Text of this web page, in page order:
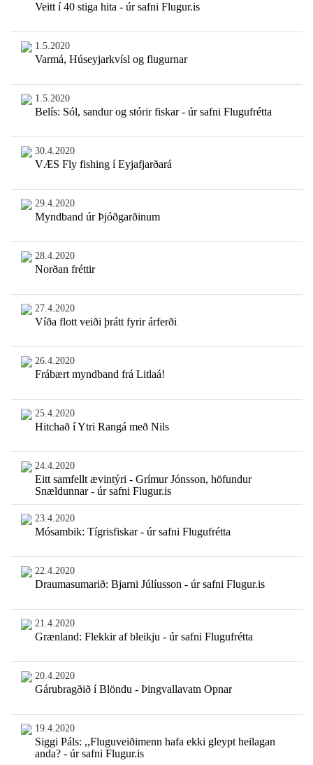
Veitt í 40 stiga hita - úr safni Flugur.is
1.5.2020
Varmá, Húseyjarkvísl og flugurnar
1.5.2020
Belís: Sól, sandur og stórir fiskar - úr safni Flugufrétta
30.4.2020
VÆS Fly fishing í Eyjafjarðará
29.4.2020
Myndband úr Þjóðgarðinum
28.4.2020
Norðan fréttir
27.4.2020
Víða flott veiði þrátt fyrir árferði
26.4.2020
Frábært myndband frá Litlaá!
25.4.2020
Hitchað í Ytri Rangá með Nils
24.4.2020
Eitt samfellt ævintýri - Grímur Jónsson, höfundur
Snældunnar - úr safni Flugur.is
23.4.2020
Mósambik: Tígrisfiskar - úr safni Flugufrétta
22.4.2020
Draumasumarið: Bjarni Júlíusson - úr safni Flugur.is
21.4.2020
Grænland: Flekkir af bleikju - úr safni Flugufrétta
20.4.2020
Gárubragðið í Blöndu - Þingvallavatn Opnar
19.4.2020
Siggi Páls: ,,Fluguveiðimenn hafa ekki gleypt heilagan
anda? - úr safni Flugur.is